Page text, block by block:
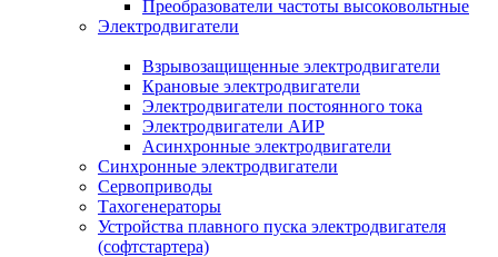
Преобразователи частоты высоковольтные
Электродвигатели
Взрывозащищенные электродвигатели
Крановые электродвигатели
Электродвигатели постоянного тока
Электродвигатели АИР
Асинхронные электродвигатели
Синхронные электродвигатели
Сервоприводы
Тахогенераторы
Устройства плавного пуска электродвигателя
(софтстартера)